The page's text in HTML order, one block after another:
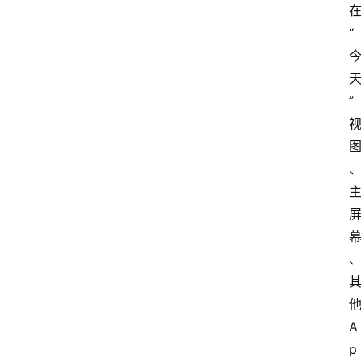
在
“
今
天
”
视
图
、
主
屏
幕
、
其
他
A
p